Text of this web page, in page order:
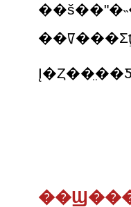
��Ϣ���